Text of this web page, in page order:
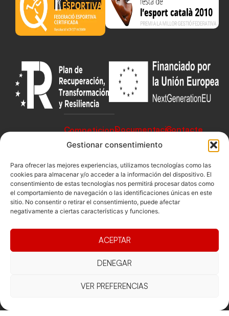
Gestionar consentimiento
Para ofrecer las mejores experiencias, utilizamos tecnologías como las
cookies para almacenar y/o acceder a la información del dispositivo. El
consentimiento de estas tecnologías nos permitirá procesar datos como
el comportamiento de navegación o las identificaciones únicas en este
sitio. No consentir o retirar el consentimiento, puede afectar
negativamente a ciertas características y funciones.
ACEPTAR
DENEGAR
VER PREFERENCIAS
Junta
directiva
Assemblea
general
Competicions
Competiciones
Competiciones
Playa
Vólei neu
Documentacio
Funcionament
Transparència
Eleccions
Contacte
Carrer de les
Jonqueres,
16, 5ºC,
08003
Barcelona
fcvb@fcvolei.
932 684 177
PrivacitatTermes i condicions